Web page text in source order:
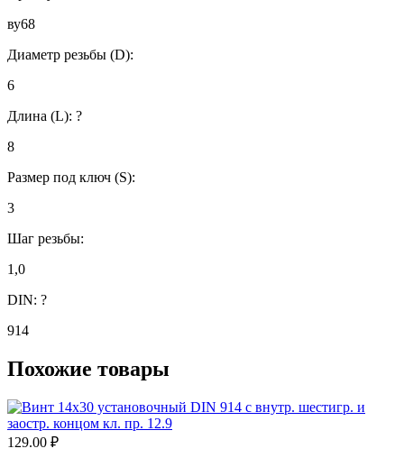
ву68
Диаметр резьбы (D):
6
Длина (L): ?
8
Размер под ключ (S):
3
Шаг резьбы:
1,0
DIN: ?
914
Похожие товары
129.00 ₽